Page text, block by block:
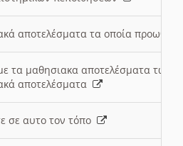
αποτελέσματα τα οποία
τα μαθησιακα αποτελέσματα
αποτελέσματα
σε αυτο τον τόπο